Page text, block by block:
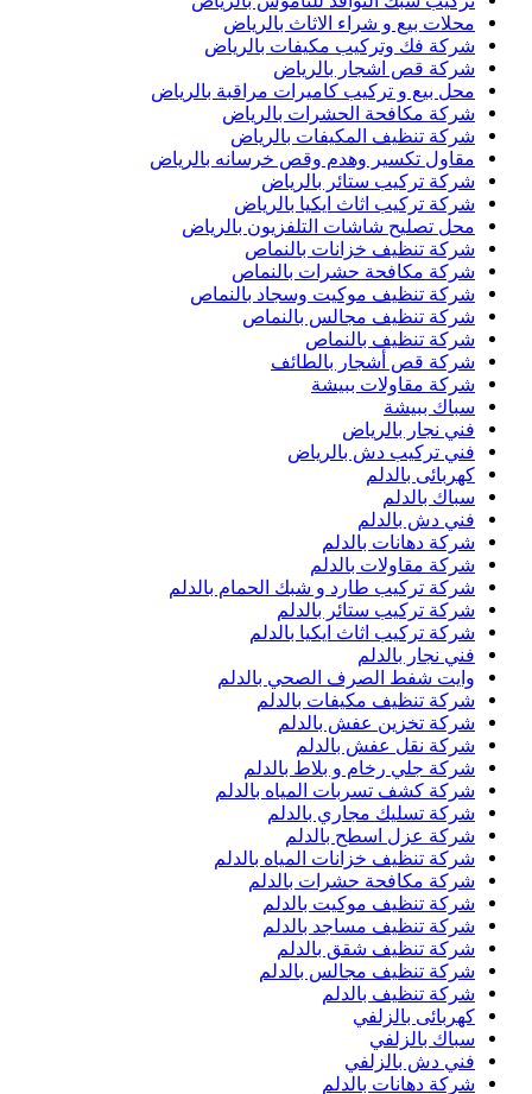
محلات بيع و شراء الاثاث بالرياض
شركة فك وتركيب مكيفات بالرياض
شركة قص اشجار بالرياض
محل بيع و تركيب كاميرات مراقبة بالرياض
شركة مكافحة الحشرات بالرياض
شركة تنظيف المكيفات بالرياض
مقاول تكسير وهدم وقص خرسانه بالرياض
شركة تركيب ستائر بالرياض
شركة تركيب اثاث ايكيا بالرياض
محل تصليح شاشات التلفزيون بالرياض
شركة تنظيف خزانات بالنماص
شركة مكافحة حشرات بالنماص
شركة تنظيف موكيت وسجاد بالنماص
شركة تنظيف مجالس بالنماص
شركة تنظيف بالنماص
شركة قص أشجار بالطائف
شركة مقاولات ببيشة
سباك ببيشة
فني نجار بالرياض
فني تركيب دش بالرياض
كهربائى بالدلم
سباك بالدلم
فني دش بالدلم
شركة دهانات بالدلم
شركة مقاولات بالدلم
شركة تركيب طارد و شبك الحمام بالدلم
شركة تركيب ستائر بالدلم
شركة تركيب اثاث ايكيا بالدلم
فني نجار بالدلم
وايت شفط الصرف الصحي بالدلم
شركة تنظيف مكيفات بالدلم
شركة تخزين عفش بالدلم
شركة نقل عفش بالدلم
شركة جلي رخام و بلاط بالدلم
شركة كشف تسربات المياه بالدلم
شركة تسليك مجاري بالدلم
شركة عزل اسطح بالدلم
شركة تنظيف خزانات المياه بالدلم
شركة مكافحة حشرات بالدلم
شركة تنظيف موكيت بالدلم
شركة تنظيف مساجد بالدلم
شركة تنظيف شقق بالدلم
شركة تنظيف مجالس بالدلم
شركة تنظيف بالدلم
كهربائى بالزلفي
سباك بالزلفي
فني دش بالزلفي
شركة دهانات بالدلم